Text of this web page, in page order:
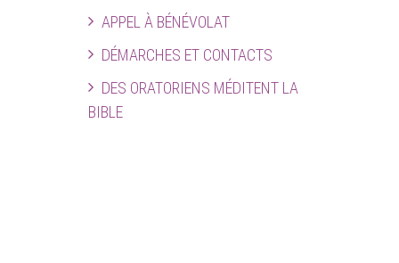
APPEL À BÉNÉVOLAT
DÉMARCHES ET CONTACTS
DES ORATORIENS MÉDITENT LA
BIBLE